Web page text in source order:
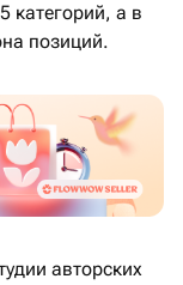
категорий, а в
позиций.
авторских